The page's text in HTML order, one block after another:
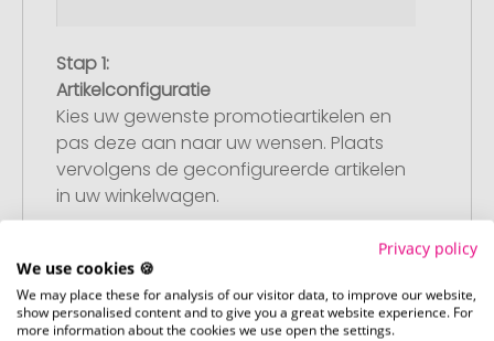
Stap 1:
Artikelconfiguratie
Kies uw gewenste promotieartikelen en
pas deze aan naar uw wensen. Plaats
vervolgens de geconfigureerde artikelen
in uw winkelwagen.
Privacy policy
We use cookies 🍪
We may place these for analysis of our visitor data, to improve our website,
show personalised content and to give you a great website experience. For
more information about the cookies we use open the settings.